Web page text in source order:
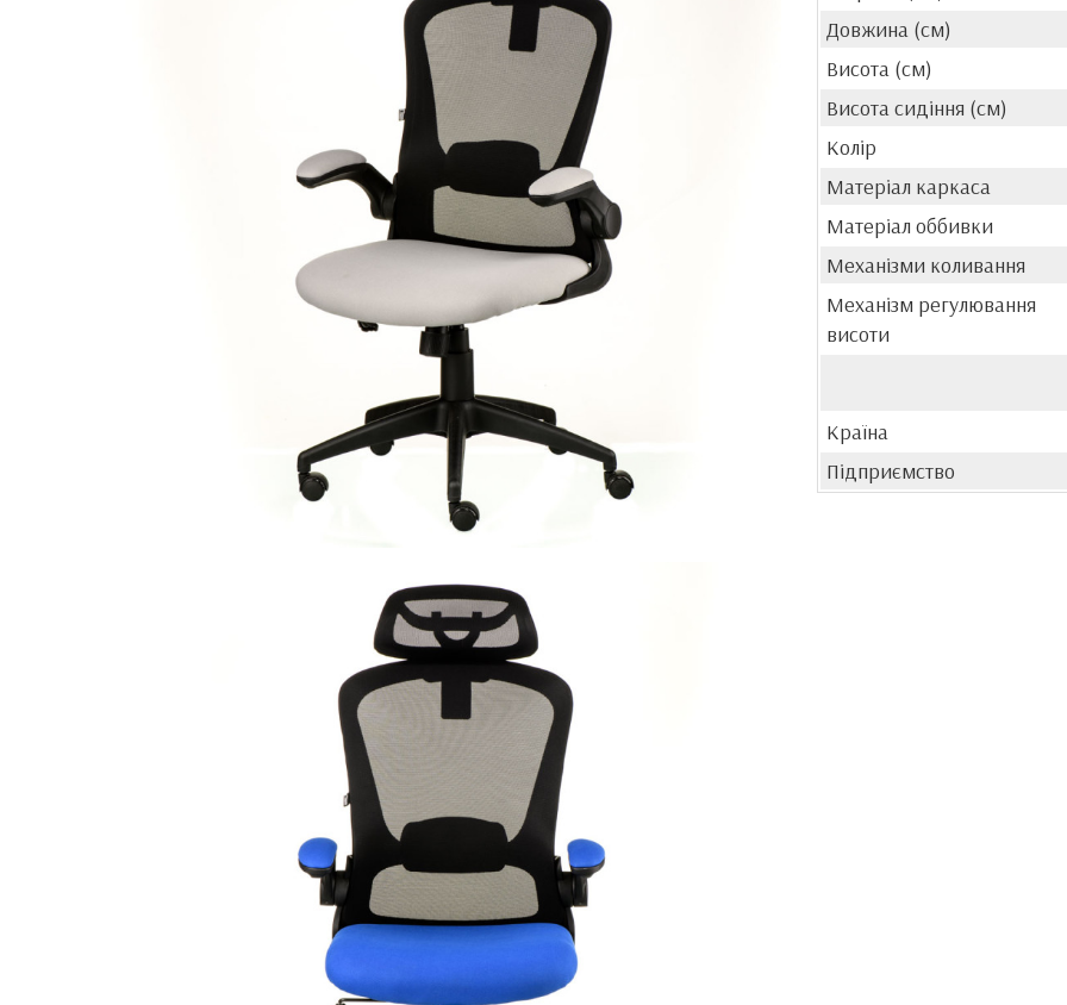
Довжина (см)
Висота (см)
Висота сидіння (см)
Колір
Матеріал каркаса
Матеріал оббивки
Механізми коливання
Механізм регулювання
висоти
Країна
Підприємство